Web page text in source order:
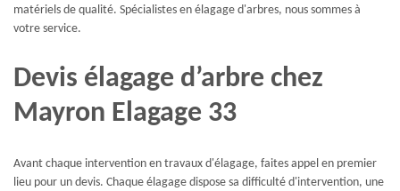
matériels de qualité. Spécialistes en élagage d'arbres, nous sommes à
votre service.
Devis élagage d’arbre chez
Mayron Elagage 33
Avant chaque intervention en travaux d'élagage, faites appel en premier
lieu pour un devis. Chaque élagage dispose sa difficulté d'intervention, une